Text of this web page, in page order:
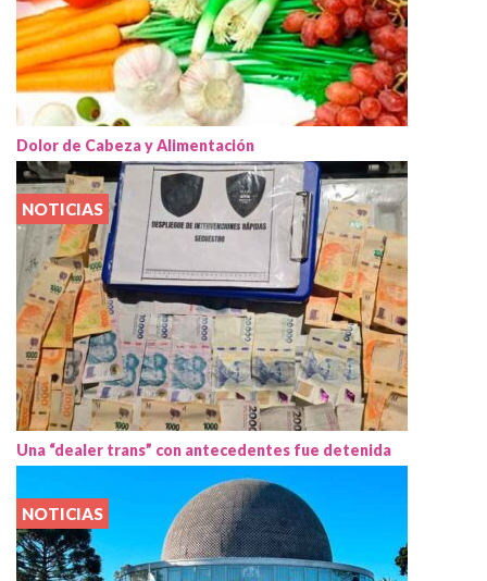
Dolor de Cabeza y Alimentación
NOTICIAS
Una “dealer trans” con antecedentes fue detenida
NOTICIAS